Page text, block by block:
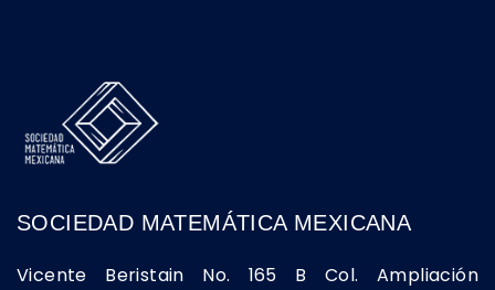
SOCIEDAD MATEMÁTICA MEXICANA
Vicente Beristain No. 165 B Col. Ampliación